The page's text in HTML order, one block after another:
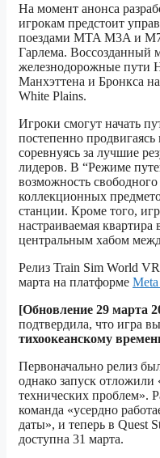
На момент анонса
игрокам предстоит
поездами MTA M3A и
Гарлема. Воссозданный
железнодорожные пути
Манхэттена и Бронкса
White Plains.
Игроки смогут начать
постепенно
соревнуясь за лучшие
лидеров. В “Режиме
возможность
коллекционных
станции. Кроме того,
настраиваемая
центральным хабом
Релиз Train Sim World
марта на платформе
[Обновление 29 марта
подтвердила, что игра
тихоокеанскому
Первоначально релиз
однако запуск
технических проблем».
команда «усердно
даты», и теперь в Quest
доступна 31 марта.